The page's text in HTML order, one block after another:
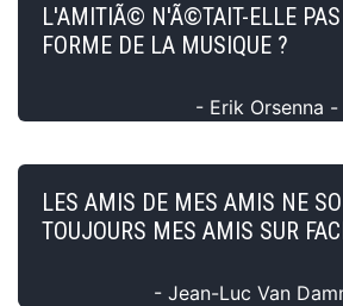
L'AMITIÃ© N'Ã©TAIT-ELLE
FORME DE LA MUSIQUE ?
- Erik Orsenna -
LES AMIS DE MES AMIS NE
TOUJOURS MES AMIS SUR
- Jean-Luc Van